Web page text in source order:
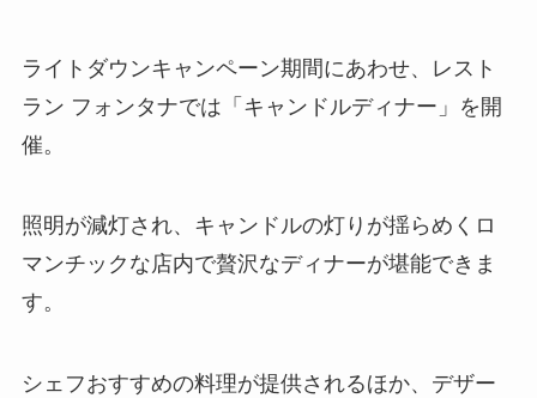
ライトダウンキャンペーン期間にあわせ、レスト
ラン フォンタナでは「キャンドルディナー」を開
催。
照明が減灯され、キャンドルの灯りが揺らめくロ
マンチックな店内で贅沢なディナーが堪能できま
す。
シェフおすすめの料理が提供されるほか、デザー